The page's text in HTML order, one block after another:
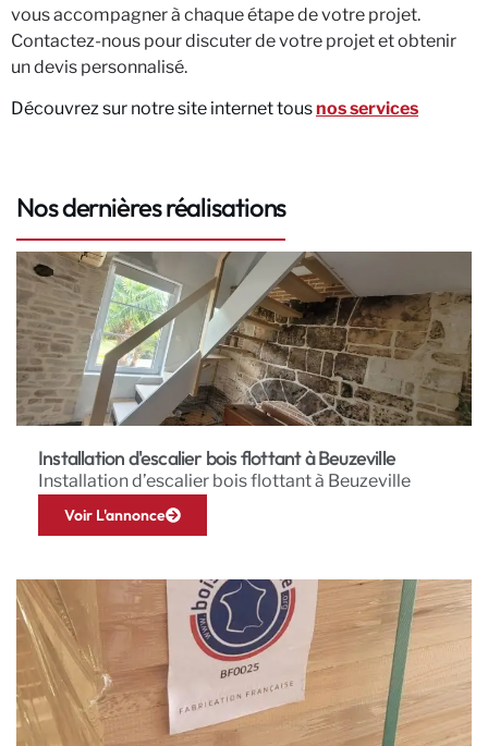
vous accompagner à chaque étape de votre projet.
Contactez-nous pour discuter de votre projet et obtenir
un devis personnalisé.
Découvrez sur notre site internet tousnos services
Nos dernières réalisations
Installation d'escalier bois flottant à Beuzeville
Installation d’escalier bois flottant à Beuzeville
Voir L'annonce